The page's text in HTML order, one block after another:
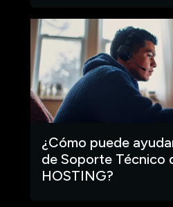
¿Cómo puede
de Soporte Técnico
HOSTING?